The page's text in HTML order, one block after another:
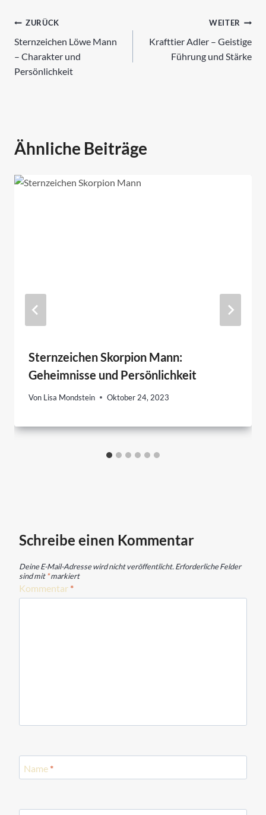
Beitrags-
Navigation
ZURÜCK
Sternzeichen Löwe Mann
– Charakter und
Persönlichkeit
WEITER
Krafttier Adler – Geistige
Führung und Stärke
Ähnliche Beiträge
Sternzeichen Skorpion Mann:
Geheimnisse und Persönlichkeit
Von Lisa Mondstein Oktober 24, 2023
Schreibe einen Kommentar
Deine E-Mail-Adresse wird nicht veröffentlicht. Erforderliche Felder
sind mit*markiert
Kommentar *
Name *